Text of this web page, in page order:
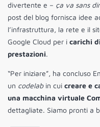
divertente e – ça va sans
post del blog fornisca idee
l’infrastruttura, la rete e il
Google Cloud per i carichi
prestazioni.
“Per iniziare”, ha concluso
un codelabin cui creare e
una macchina virtuale
dettagliate. Siamo pronti a